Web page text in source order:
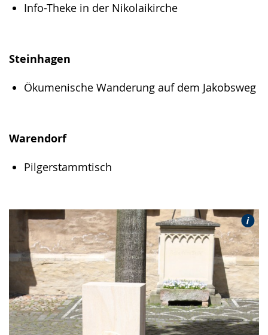
Info-Theke in der Nikolaikirche
Steinhagen
Ökumenische Wanderung auf dem Jakobsweg
Warendorf
Pilgerstammtisch